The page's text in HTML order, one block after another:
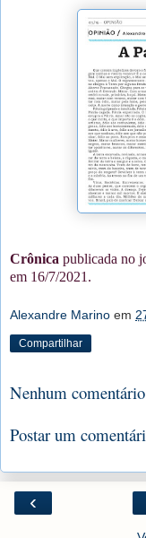
Crônica publicada no
em 16/7/2021.
Alexandre Marino em
Compartilhar
Nenhum
Postar um
‹